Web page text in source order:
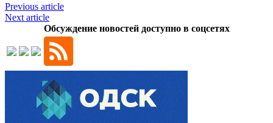
Previous article
Next article
Обсуждение новостей доступно в соцсетях